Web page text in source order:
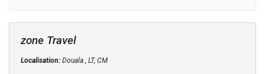
zone Travel
Localisation:Douala , LT, CM